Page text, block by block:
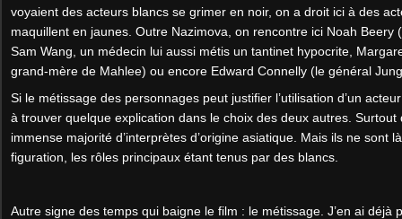
voyaient des acteurs blancs se grimer en noir, on a droit ici à des
maquillent en jaunes. Outre Nazimova, on rencontre ici Noah Beery
Sam Wang, un médecin lui aussi métis un tantinet hypocrite,
grand-mère de Mahlee) ou encore Edward Connelly (le général
Si le métissage des personnages peut justifier l’utilisation d’un
à trouver quelque explication dans le choix des deux autres.
immense majorité d’interprètes d’origine asiatique. Mais ils ne sont
figuration, les rôles principaux étant tenus par des blancs.
Autre signe des temps qui baigne le film : le métissage. J’en ai déjà